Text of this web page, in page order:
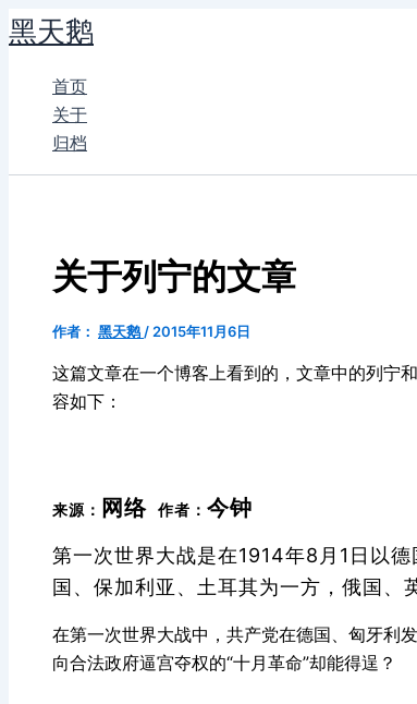
跳
至
黑天鹅
首页
关于
归档
关于列宁的文章
作者： 黑天鹅 / 2015年11月6日
这篇文章在一个博客上看到的，文章中的列宁
容如下：
来源： 网络 作者： 今钟
第一次世界大战是在1914年8月1日以
国、保加利亚、土耳其为一方，俄国、
在第一次世界大战中，共产党在德国、匈牙利
向合法政府逼宫夺权的“十月革命”却能得逞？